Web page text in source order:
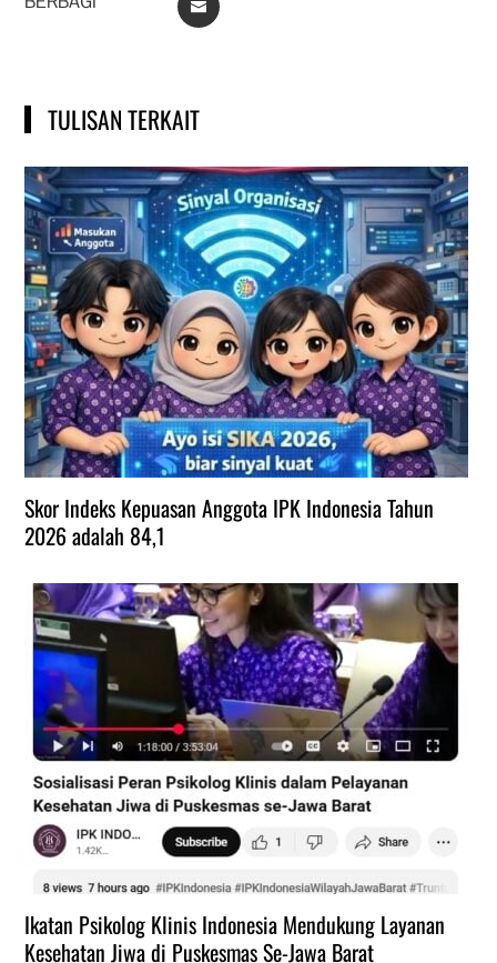
EMAIL
TULISAN TERKAIT
Skor Indeks Kepuasan Anggota IPK Indonesia Tahun
2026 adalah 84,1
Ikatan Psikolog Klinis Indonesia Mendukung Layanan
Kesehatan Jiwa di Puskesmas Se-Jawa Barat